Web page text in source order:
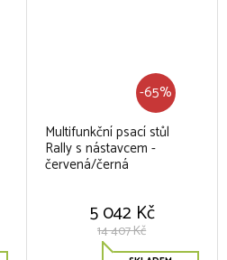
-65%
Multifunkční psací stůl
Rally s nástavcem -
červená/černá
5 042 Kč
14 407 Kč